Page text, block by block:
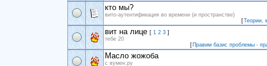
кто мы?
вито-аутентификация во времени (и пространстве)
[Теории,
вит на лице [ 1 2 3 ]
тебе 20
[ Правим базис проблемы -
Масло жожоба
с вумен.ру